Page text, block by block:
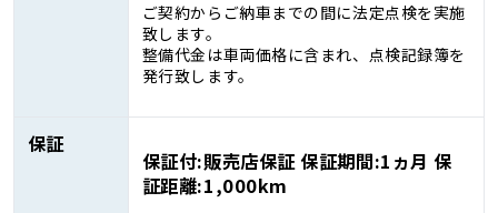
ご契約からご納車までの間に法定点検を実施
致します。
整備代金は車両価格に含まれ、点検記録簿を
発行致します。
保証
保証付:販売店保証 保証期間:1ヵ月 保
証距離:1,000km